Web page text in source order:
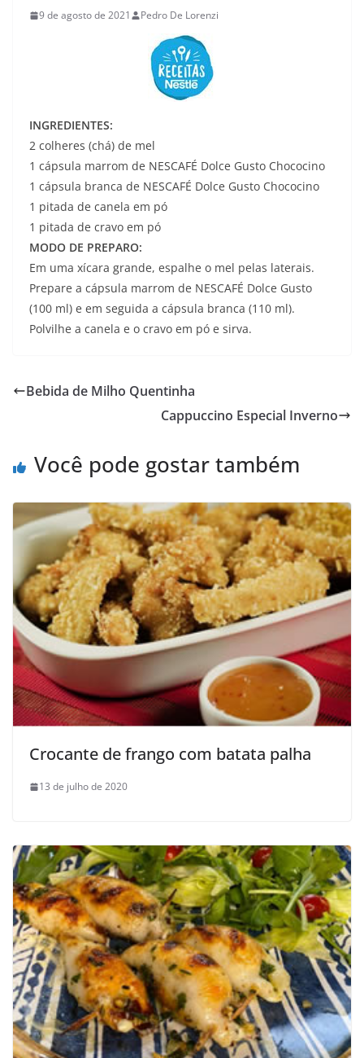
9 de agosto de 2021 Pedro De Lorenzi
INGREDIENTES:
2 colheres (chá) de mel
1 cápsula marrom de NESCAFÉ Dolce Gusto Chococino
1 cápsula branca de NESCAFÉ Dolce Gusto Chococino
1 pitada de canela em pó
1 pitada de cravo em pó
MODO DE PREPARO:
Em uma xícara grande, espalhe o mel pelas laterais.
Prepare a cápsula marrom de NESCAFÉ Dolce Gusto
(100 ml) e em seguida a cápsula branca (110 ml).
Polvilhe a canela e o cravo em pó e sirva.
Bebida de Milho Quentinha
Cappuccino Especial Inverno
Você pode gostar também
Crocante de frango com batata palha
13 de julho de 2020